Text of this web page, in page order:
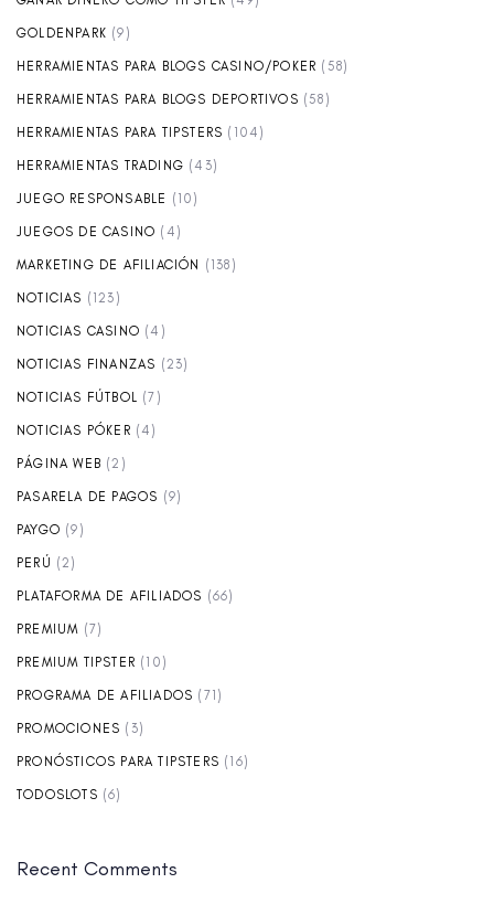
GOLDENPARK (9)
HERRAMIENTAS PARA BLOGS CASINO/POKER (58)
HERRAMIENTAS PARA BLOGS DEPORTIVOS (58)
HERRAMIENTAS PARA TIPSTERS (104)
HERRAMIENTAS TRADING (43)
JUEGO RESPONSABLE (10)
JUEGOS DE CASINO (4)
MARKETING DE AFILIACIÓN (138)
NOTICIAS (123)
NOTICIAS CASINO (4)
NOTICIAS FINANZAS (23)
NOTICIAS FÚTBOL (7)
NOTICIAS PÓKER (4)
PÁGINA WEB (2)
PASARELA DE PAGOS (9)
PAYGO (9)
PERÚ (2)
PLATAFORMA DE AFILIADOS (66)
PREMIUM (7)
PREMIUM TIPSTER (10)
PROGRAMA DE AFILIADOS (71)
PROMOCIONES (3)
PRONÓSTICOS PARA TIPSTERS (16)
TODOSLOTS (6)
Recent Comments